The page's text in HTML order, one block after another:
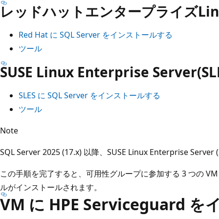
レッドハットエンタープライズ
Red Hat に SQL Server をインストールする
ツール
SUSE Linux Enterprise
SLES に SQL Server をインストールする
ツール
Note
SQL Server 2025 (17.x) 以降、SUSE Linux Enterprise Server
この手順を完了すると、可用性グループに参加する 3 つの
ルがインストールされます。
VM に HPE Serviceguard を